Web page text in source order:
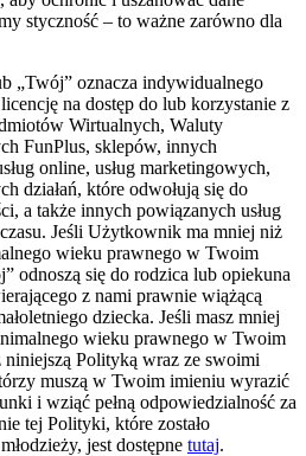
styczność – to ważne zarówno dla
„Twój” oznacza indywidualnego
na dostęp do lub korzystanie z
Wirtualnych, Waluty
FunPlus, sklepów, innych
online, usług marketingowych,
działań, które odwołują się do
a także innych powiązanych usług
Jeśli Użytkownik ma mniej niż
wieku prawnego w Twoim
odnoszą się do rodzica lub opiekuna
z nami prawnie wiążącą
dziecka. Jeśli masz mniej
wieku prawnego w Twoim
niniejszą Polityką wraz ze swoimi
muszą w Twoim imieniu wyrazić
i wziąć pełną odpowiedzialność za
tej Polityki, które zostało
jest dostępne tutaj.